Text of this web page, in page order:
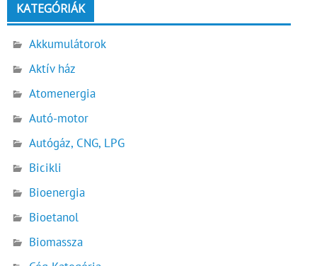
KATEGÓRIÁK
Akkumulátorok
Aktív ház
Atomenergia
Autó-motor
Autógáz, CNG, LPG
Bicikli
Bioenergia
Bioetanol
Biomassza